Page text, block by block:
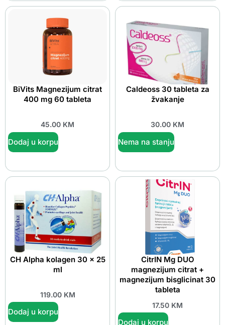
BiVits Magnezijum citrat
400 mg 60 tableta
45.00 KM
Dodaj u korpu
Caldeoss 30 tableta za
žvakanje
30.00 KM
Nema na stanju
CH Alpha kolagen 30 x 25
ml
119.00 KM
Dodaj u korpu
CitrIN Mg DUO
magnezijum citrat +
magnezijum bisglicinat 30
tableta
17.50 KM
Dodaj u korpu